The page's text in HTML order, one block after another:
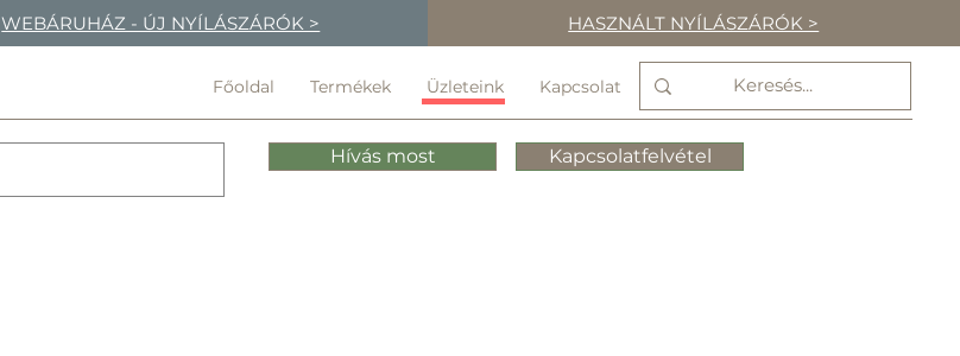
WEBÁRUHÁZ - ÚJ NYÍLÁSZÁRÓK > HASZNÁLT NYÍLÁSZÁRÓK >
Főoldal Termékek Üzleteink Kapcsolat
Hívás most Kapcsolatfelvétel